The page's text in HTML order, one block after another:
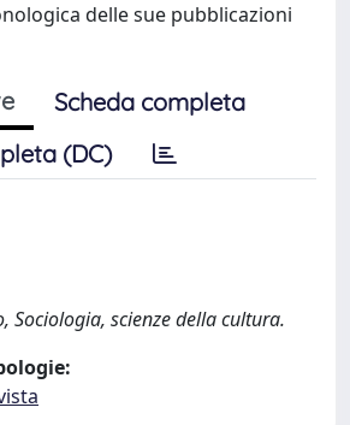
delle sue pubblicazioni
Scheda completa
(DC)
Sociologia, scienze della cultura.